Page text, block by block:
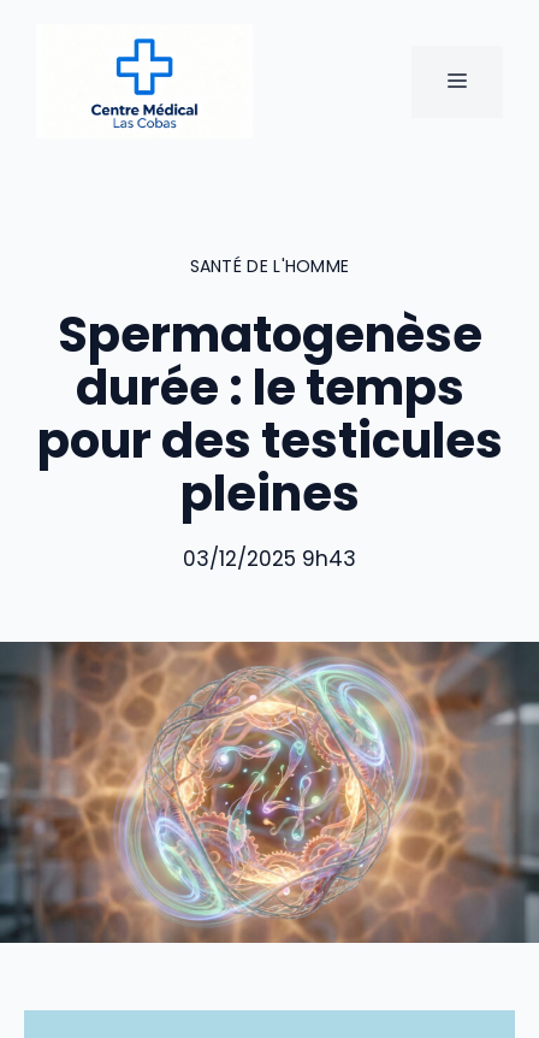
MENU
SANTÉ DE L'HOMME
Spermatogenèse
durée : le temps
pour des testicules
pleines
03/12/2025 9h43